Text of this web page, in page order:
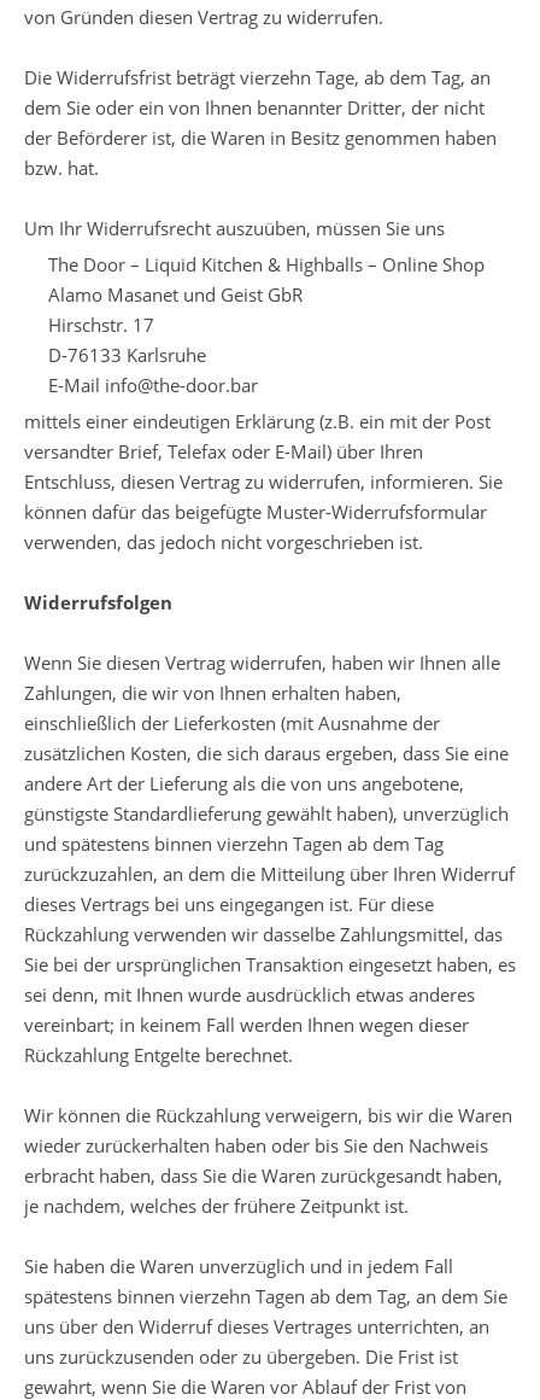
von Gründen diesen Vertrag zu widerrufen.
Die Widerrufsfrist beträgt vierzehn Tage, ab dem Tag, an
dem Sie oder ein von Ihnen benannter Dritter, der nicht
der Beförderer ist, die Waren in Besitz genommen haben
bzw. hat.
Um Ihr Widerrufsrecht auszuüben, müssen Sie uns
The Door – Liquid Kitchen & Highballs – Online Shop
Alamo Masanet und Geist GbR
Hirschstr. 17
D-76133 Karlsruhe
E-Mail info@the-door.bar
mittels einer eindeutigen Erklärung (z.B. ein mit der Post
versandter Brief, Telefax oder E-Mail) über Ihren
Entschluss, diesen Vertrag zu widerrufen, informieren. Sie
können dafür das beigefügte Muster-Widerrufsformular
verwenden, das jedoch nicht vorgeschrieben ist.
Widerrufsfolgen
Wenn Sie diesen Vertrag widerrufen, haben wir Ihnen alle
Zahlungen, die wir von Ihnen erhalten haben,
einschließlich der Lieferkosten (mit Ausnahme der
zusätzlichen Kosten, die sich daraus ergeben, dass Sie eine
andere Art der Lieferung als die von uns angebotene,
günstigste Standardlieferung gewählt haben), unverzüglich
und spätestens binnen vierzehn Tagen ab dem Tag
zurückzuzahlen, an dem die Mitteilung über Ihren Widerruf
dieses Vertrags bei uns eingegangen ist. Für diese
Rückzahlung verwenden wir dasselbe Zahlungsmittel, das
Sie bei der ursprünglichen Transaktion eingesetzt haben, es
sei denn, mit Ihnen wurde ausdrücklich etwas anderes
vereinbart; in keinem Fall werden Ihnen wegen dieser
Rückzahlung Entgelte berechnet.
Wir können die Rückzahlung verweigern, bis wir die Waren
wieder zurückerhalten haben oder bis Sie den Nachweis
erbracht haben, dass Sie die Waren zurückgesandt haben,
je nachdem, welches der frühere Zeitpunkt ist.
Sie haben die Waren unverzüglich und in jedem Fall
spätestens binnen vierzehn Tagen ab dem Tag, an dem Sie
uns über den Widerruf dieses Vertrages unterrichten, an
uns zurückzusenden oder zu übergeben. Die Frist ist
gewahrt, wenn Sie die Waren vor Ablauf der Frist von